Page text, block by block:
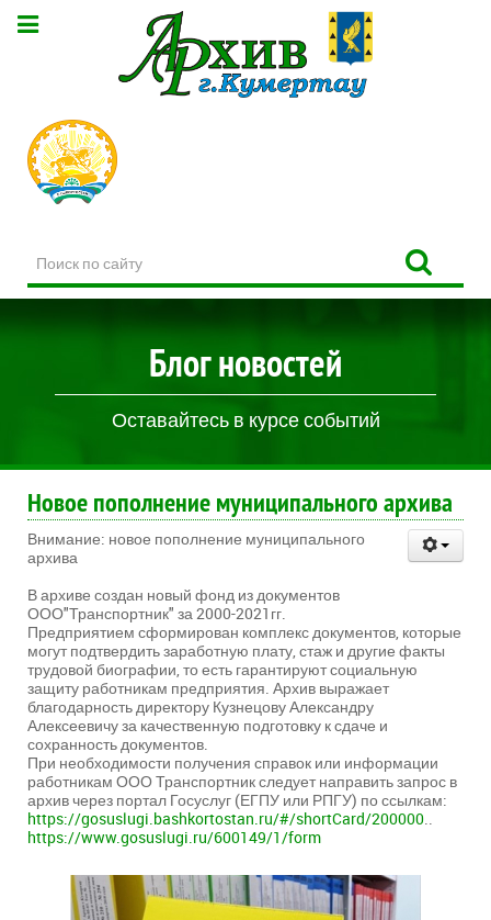
по
сайту
Блог новостей
Оставайтесь в курсе событий
Новое пополнение муниципального архива
Внимание: новое пополнение муниципального
архива
В архиве создан новый фонд из документов
ООО"Транспортник" за 2000-2021гг.
Предприятием сформирован комплекс документов, которые
могут подтвердить заработную плату, стаж и другие факты
трудовой биографии, то есть гарантируют социальную
защиту работникам предприятия. Архив выражает
благодарность директору Кузнецову Александру
Алексеевичу за качественную подготовку к сдаче и
сохранность документов.
При необходимости получения справок или информации
работникам ООО Транспортник следует направить запрос в
архив через портал Госуслуг (ЕГПУ или РПГУ) по ссылкам:
https://gosuslugi.bashkortostan.ru/#/shortCard/200000..
https://www.gosuslugi.ru/600149/1/form